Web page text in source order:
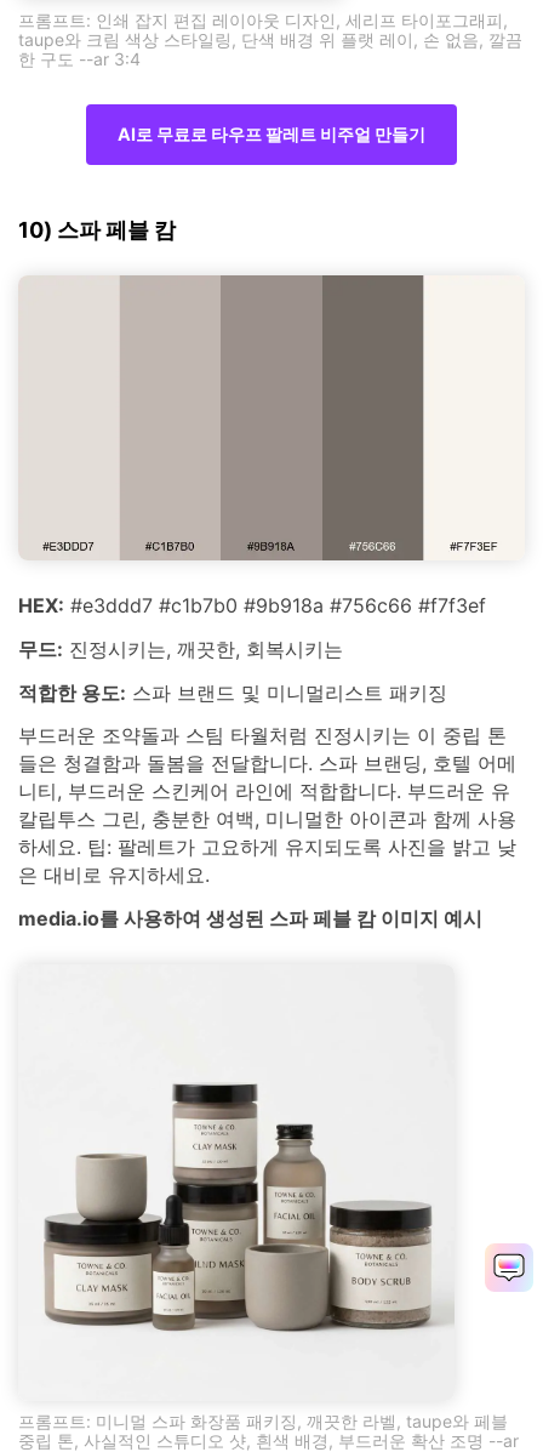
프롬프트: 인쇄 잡지 편집 레이아웃 디자인, 세리프 타이포그래피,
taupe와 크림 색상 스타일링, 단색 배경 위 플랫 레이, 손 없음, 깔끔
한 구도 --ar 3:4
AI로 무료로 타우프 팔레트 비주얼 만들기
10) 스파 페블 캄
HEX: #e3ddd7 #c1b7b0 #9b918a #756c66 #f7f3ef
무드: 진정시키는, 깨끗한, 회복시키는
적합한 용도: 스파 브랜드 및 미니멀리스트 패키징
부드러운 조약돌과 스팀 타월처럼 진정시키는 이 중립 톤
들은 청결함과 돌봄을 전달합니다. 스파 브랜딩, 호텔 어메
니티, 부드러운 스킨케어 라인에 적합합니다. 부드러운 유
칼립투스 그린, 충분한 여백, 미니멀한 아이콘과 함께 사용
하세요. 팁: 팔레트가 고요하게 유지되도록 사진을 밝고 낮
은 대비로 유지하세요.
media.io를 사용하여 생성된 스파 페블 캄 이미지 예시
프롬프트: 미니멀 스파 화장품 패키징, 깨끗한 라벨, taupe와 페블
중립 톤, 사실적인 스튜디오 샷, 흰색 배경, 부드러운 확산 조명 --ar